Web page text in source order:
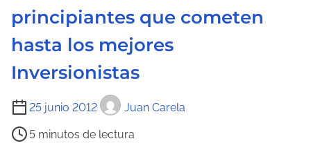
t
r
e
l
principiantes que cometen
hasta los mejores
Inversionistas
25 junio 2012 Juan Carela
T
e
5 minutos de lectura